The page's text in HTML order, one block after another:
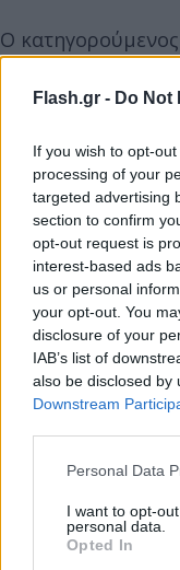
Flash.gr - Do Not
If you wish to opt-
processing of your
targeted advertising
section to confirm
opt-out request is
interest-based ads
us or personal
your opt-out. You
disclosure of your
IAB’s list of
also be disclosed by
Downstream
Please note that
not limited to your
grant or deny
use your data for
Personal Data
I want to opt-
personal data.
Opted In
Ο
της Ανακρίτριας
ισχυριζόμενος
γυναικείο όνομα.
να προβάλλει ο
το άτομο δεν
μικρότερης
ηλικία της και
ώστε να
μιλάει και την
φέρεται να
κάποια